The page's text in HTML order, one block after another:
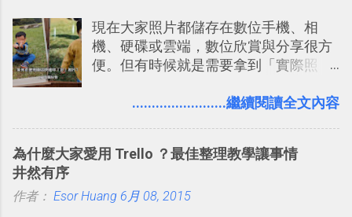
戶 。 2017/3 新增 ： Sortd for Slack：
改造 Slack 討論串介面變成專案任務排
程看板
規劃自助旅行路線！ Google 「我的地
圖」在規劃自助旅行路線時可以解決許
多問題： 國外地點名稱地址常常難懂，
稱。 在規劃路線之外，自訂地圖還能補
時帶來好心情，二方面事後就是最好的
享合作，讓彼此都能在手機上查看這次
現在大家照片都儲存在數位手機、相
機、硬碟或雲端，數位欣賞與分享很方
便。但有時候就是需要拿到「實際照
要製作家庭相框 用照片來當小禮物 把照
片？而且最好能不花時間、立即拿到、
（或是沒有好的印表機），又不想跑照
........................繼續閱讀全文內容
為什麼大家愛用 Trello ？最佳整理教學讓事情
井然有序
作者： Esor Huang 6月 08, 2015